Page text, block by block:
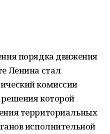
порядка движения
Ленина стал
комиссии
которой
территориальных
исполнительной